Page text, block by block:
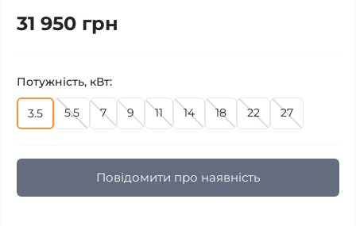
31 950 грн
Потужність, кВт:
3.5 5.5 7 9 11 14 18 22 27
Повідомити про наявність